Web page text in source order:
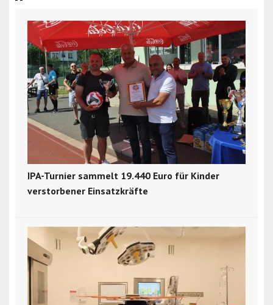
IPA-Turnier sammelt 19.440 Euro für Kinder
verstorbener Einsatzkräfte